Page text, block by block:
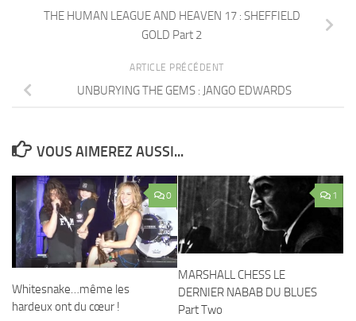
THE HUMAN LEAGUE AND HEAVEN 17 : SHEFFIELD
GOLD Part 2
ARTICLE PRÉCÉDENT
UNBURYING THE GEMS : JANGO EDWARDS
VOUS AIMEREZ AUSSI...
0
Whitesnake…même les
hardeux ont du cœur !
1
MARSHALL CHESS LE
DERNIER NABAB DU BLUES
Part Two